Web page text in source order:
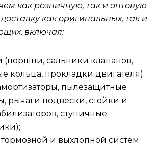
как розничную, так и оптовую
как оригинальных, так и
включая:
(поршни, сальники клапанов,
кольца, прокладки двигателя);
пылезащитные
рычаги подвески, стойки и
ступичные
и выхлопной систем